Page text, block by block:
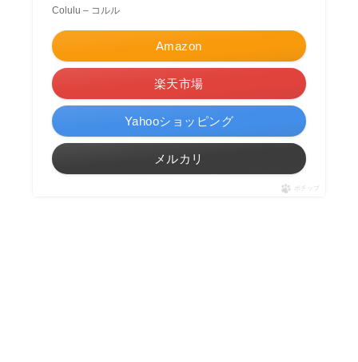
Colulu – コルル
Amazon
楽天市場
Yahooショッピング
メルカリ
ポチップ